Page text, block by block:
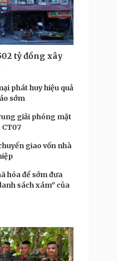
tỷ đồng xây
phát huy hiệu quả
sớm
giải phóng mặt
CT07
giao vốn nhà
hóa để sớm đưa
sách xám" của